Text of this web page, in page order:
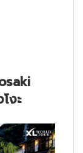
งะ